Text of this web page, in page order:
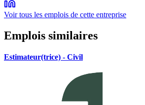
Voir tous les emplois de cette entreprise
Emplois similaires
Estimateur(trice) - Civil